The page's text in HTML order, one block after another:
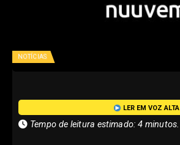
NOTÍCIAS
LER EM VOZ ALTA
Tempo de leitura estimado: 4 minutos.